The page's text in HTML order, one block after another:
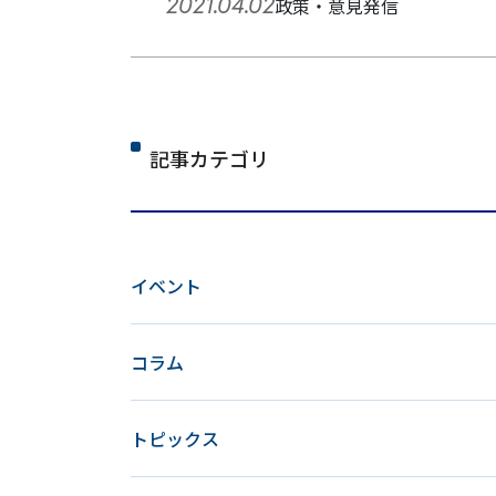
政策・意見発信
ペ
ー
ネ
ー
シ
記事カテゴリ
イベント
コラム
トピックス